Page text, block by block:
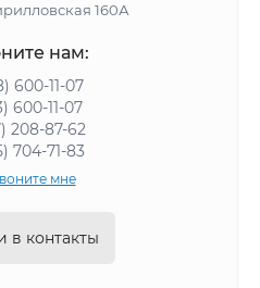
160А
нам:
600-11-07
600-11-07
208-87-62
704-71-83
мне
в контакты